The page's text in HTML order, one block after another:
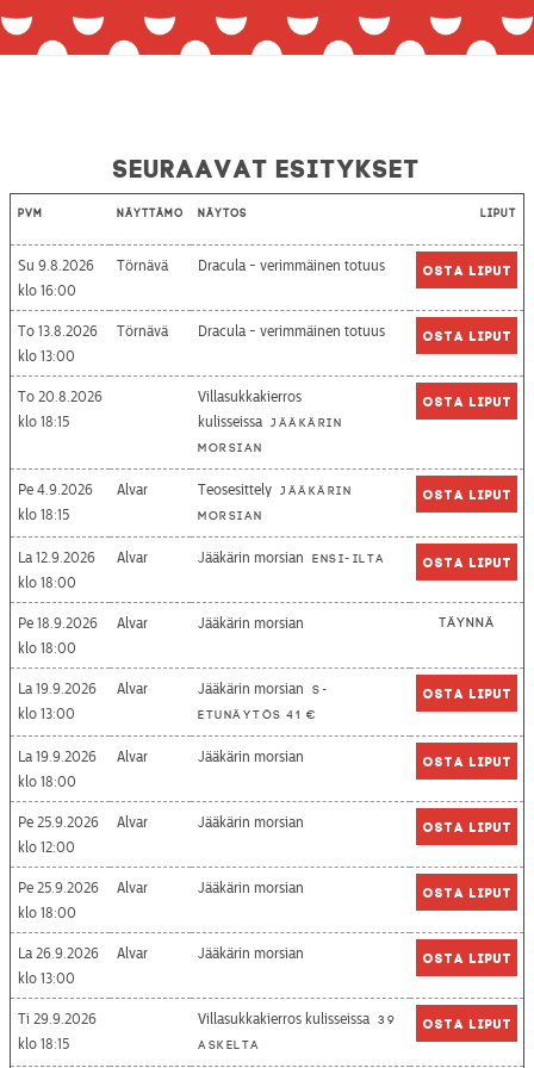
Seuraavat esitykset
Pvm Näyttämö Näytös Liput
Su 9.8.2026
16:00
Törnävä Dracula - verimmäinen totuus Osta liput
To 13.8.2026
13:00
Törnävä Dracula - verimmäinen totuus Osta liput
To 20.8.2026
18:15
Villasukkakierros
kulisseissa Jääkärin
morsian
Osta liput
Pe 4.9.2026
18:15
Alvar Teosesittely Jääkärin
morsian
Osta liput
La 12.9.2026
18:00
Alvar Jääkärin morsian Ensi-ilta Osta liput
Pe 18.9.2026
18:00
Alvar Jääkärin morsian Täynnä
La 19.9.2026
13:00
Alvar Jääkärin morsian
S-
etunäytös 41 €
Osta liput
La 19.9.2026
18:00
Alvar Jääkärin morsian Osta liput
Pe 25.9.2026
12:00
Alvar Jääkärin morsian Osta liput
Pe 25.9.2026
18:00
Alvar Jääkärin morsian Osta liput
La 26.9.2026
13:00
Alvar Jääkärin morsian Osta liput
Ti 29.9.2026
18:15
Villasukkakierros kulisseissa 39
askelta
Osta liput